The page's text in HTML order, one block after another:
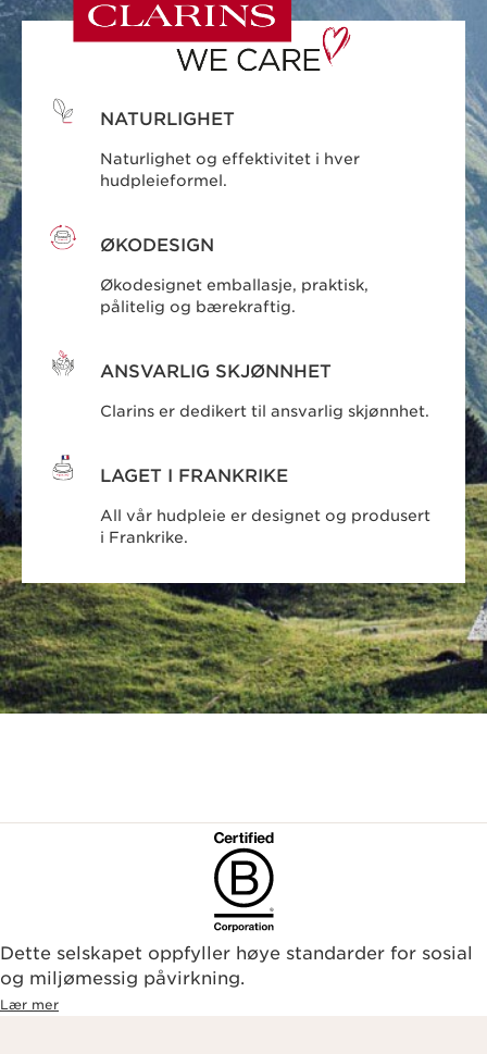
NATURLIGHET
Naturlighet og effektivitet i hver
hudpleieformel.
ØKODESIGN
Økodesignet emballasje, praktisk,
pålitelig og bærekraftig.
ANSVARLIG SKJØNNHET
Clarins er dedikert til ansvarlig skjønnhet.
LAGET I FRANKRIKE
All vår hudpleie er designet og produsert
i Frankrike.
Dette selskapet oppfyller høye standarder for sosial
og miljømessig påvirkning.
Lær mer